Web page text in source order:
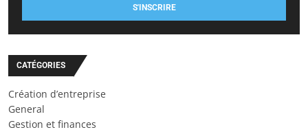
S'INSCRIRE
CATÉGORIES
Création d’entreprise
General
Gestion et finances